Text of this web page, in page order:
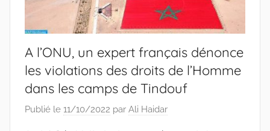
A l’ONU, un expert français dénonce
les violations des droits de l’Homme
dans les camps de Tindouf
Publié le 11/10/2022 par Ali Haidar